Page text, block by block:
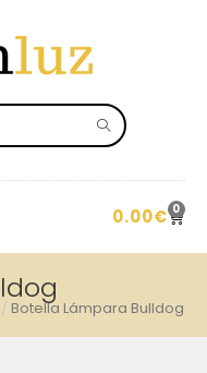
0.00€ 0
/ Botella Lámpara Bulldog